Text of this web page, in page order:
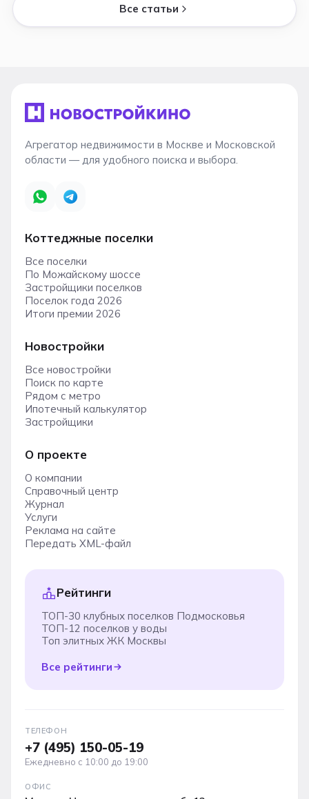
Все статьи
Агрегатор недвижимости в Москве и Московской
области — для удобного поиска и выбора.
Коттеджные поселки
Все поселки
По Можайскому шоссе
Застройщики поселков
Поселок года 2026
Итоги премии 2026
Новостройки
Все новостройки
Поиск по карте
Рядом с метро
Ипотечный калькулятор
Застройщики
О проекте
О компании
Справочный центр
Журнал
Услуги
Реклама на сайте
Передать XML-файл
Рейтинги
ТОП-30 клубных поселков Подмосковья
ТОП-12 поселков у воды
Топ элитных ЖК Москвы
Все рейтинги
ТЕЛЕФОН
+7 (495) 150-05-19
Ежедневно с 10:00 до 19:00
ОФИС